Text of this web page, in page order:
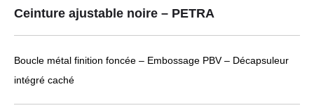
Ceinture ajustable noire – PETRA
Boucle métal finition foncée – Embossage PBV – Décapsuleur
intégré caché